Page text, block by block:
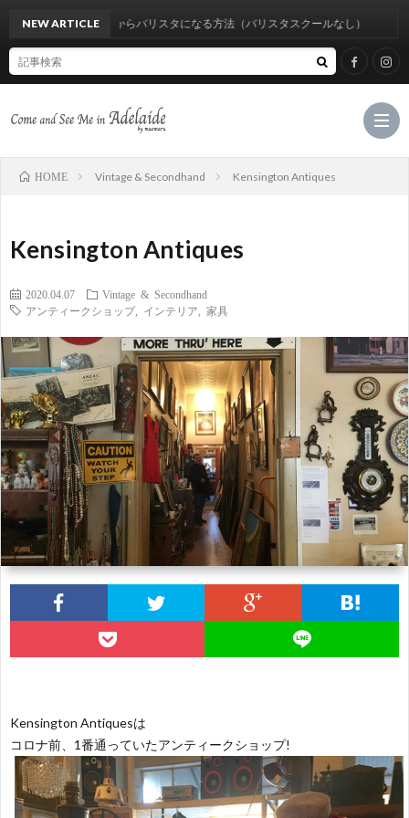
NEW ARTICLE
0からバリスタになる方法（バリスタスクールなし）
HOME Vintage & Secondhand Kensington Antiques
Kensington Antiques
2020.04.07
Vintage & Secondhand
アンティークショップ, インテリア 家具
Kensington Antiquesは
コロナ前、1番通っていたアンティークショップ!